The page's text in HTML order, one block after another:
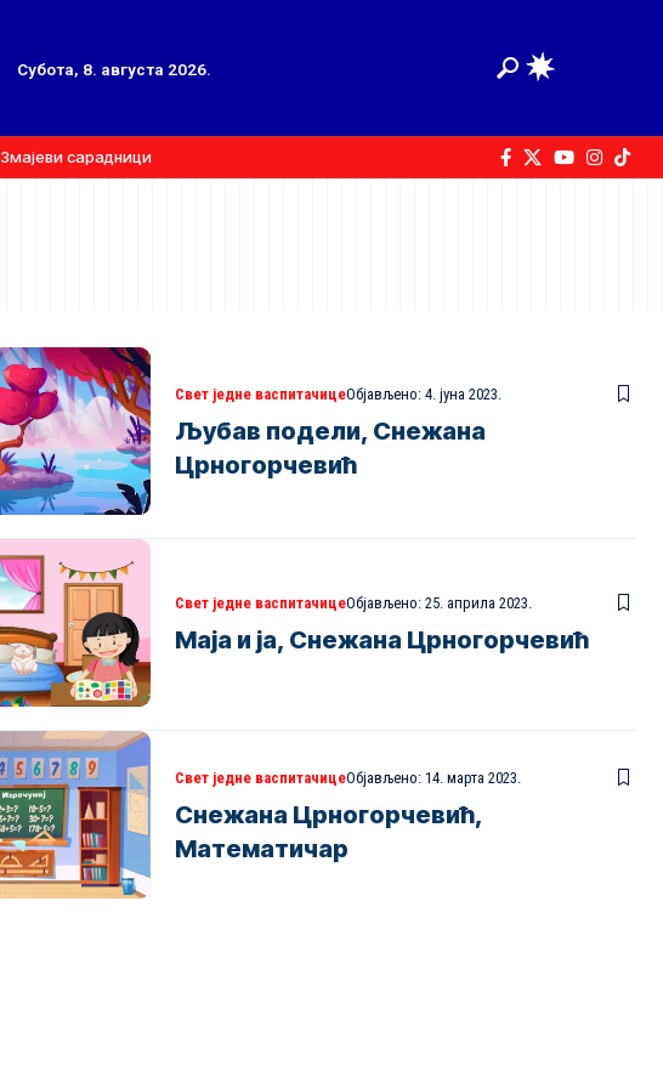
Субота, 8. августа 2026.
Змајеви сарадници
Свет једне васпитачицеОбјављено: 4. јуна 2023.
Љубав подели, Снежана
Црногорчевић
Свет једне васпитачицеОбјављено: 25. априла 2023.
Маја и ја, Снежана Црногорчевић
Свет једне васпитачицеОбјављено: 14. марта 2023.
Снежана Црногорчевић,
Математичар